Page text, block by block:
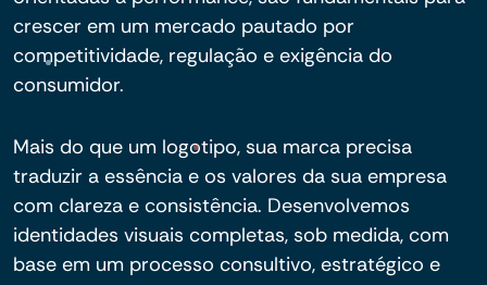
crescer em um mercado pautado por
competitividade, regulação e exigência do
consumidor.
Mais do que um logotipo, sua marca precisa
traduzir a essência e os valores da sua empresa
com clareza e consistência. Desenvolvemos
identidades visuais completas, sob medida, com
base em um processo consultivo, estratégico e